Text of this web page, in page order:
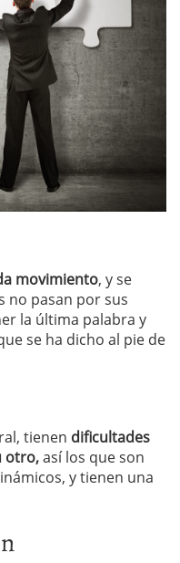
movimiento, y se
no pasan por sus
la última palabra y
se ha dicho al pie de
tienen dificultades
otro,así los que son
y tienen una